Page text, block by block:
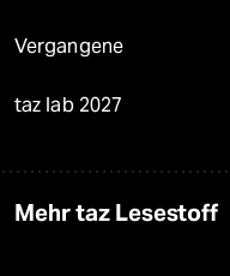
Vergangene
taz lab 2027
Mehr taz Lesestoff